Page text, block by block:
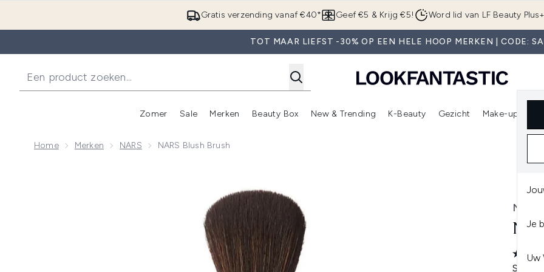
Overslaan naar de hoofdinhoud
Gratis verzending vanaf €40* Geef €5 & Krijg €5! Word lid van LF Beauty Plus+
TOT MAAR LIEFST -30% OP EEN HELE HOOP MERKEN | CODE:
Je
Uw
Zomer
Enter submenu (Zomer)
Sale
Enter submenu (Sale)
Merken
Enter submenu (Merken)
Beauty Box
Enter submenu (Beauty Box)
New & Trending
Enter submenu (New & Trending)
K-Beauty
Enter submenu (K-Beauty)
Gezicht Make-up
Home Merken NARS NARS Blush Brush
NARS
Schrijf